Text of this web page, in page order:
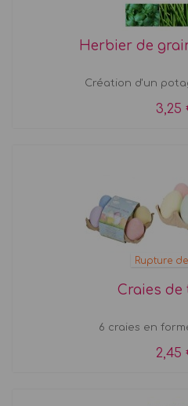
Herbier de
Création d'un
3,25
Rupture
Craies
6 craies en
2,45